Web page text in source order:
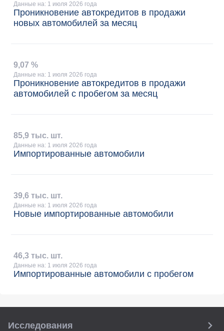
Данные на: 1 июля 2026 года
Проникновение автокредитов в продажи
новых автомобилей за месяц
9,07 %
Данные на: 1 июля 2026 года
Проникновение автокредитов в продажи
автомобилей с пробегом за месяц
85,9 тыс. шт.
Данные на: 1 июля 2026 года
Импортированные автомобили
39,6 тыс. шт.
Данные на: 1 июля 2026 года
Новые импортированные автомобили
46,3 тыс. шт.
Данные на: 1 июля 2026 года
Импортированные автомобили с пробегом
Исследования